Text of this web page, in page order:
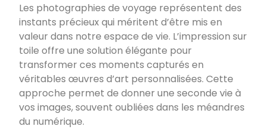
Les photographies de voyage représentent des
instants précieux qui méritent d’être mis en
valeur dans notre espace de vie. L’impression sur
toile offre une solution élégante pour
transformer ces moments capturés en
véritables œuvres d’art personnalisées. Cette
approche permet de donner une seconde vie à
vos images, souvent oubliées dans les méandres
du numérique.